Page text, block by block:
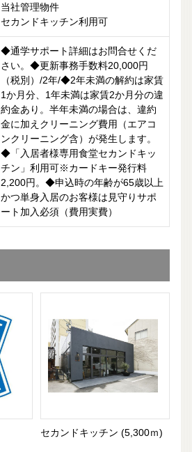
当社管理物件
セカンドキッチン利用可
◆通学サポート詳細はお問合せくだ
さい。◆更新事務手数料20,000円
（税別）/2年/◆2年未満の解約は家賃
1か月分、1年未満は家賃2か月分の違
約金あり。半年未満の場合は、違約
金に加えクリーニング費用（エアコ
ンクリーニング含）が発生します。
◆「入居者様専用食堂セカンドキッ
チン」利用可※カードキー発行料
2,200円。◆申込時の年齢が65歳以上
かつ単身入居のお客様は見守りサポ
ート加入必須（費用実費）
セカンドキッチン (5,300ｍ)